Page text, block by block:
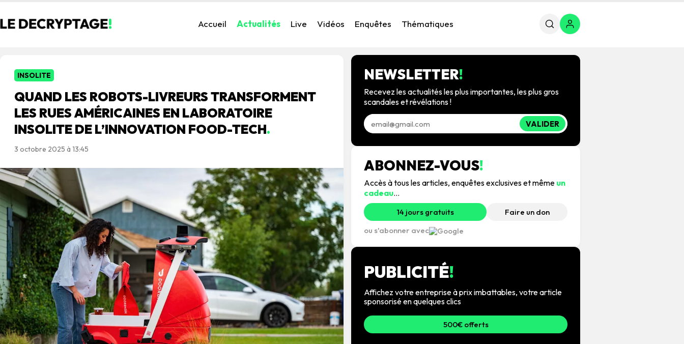
Accueil Actualités Live Vidéos Enquêtes Thématiques
INSOLITE
QUAND LES ROBOTS-LIVREURS TRANSFORMENT
LES RUES AMÉRICAINES EN LABORATOIRE
INSOLITE DE L’INNOVATION FOOD-TECH.
3 octobre 2025 à 13:45
NEWSLETTER!
Recevez les actualités les plus importantes, les plus gros
scandales et révélations !
VALIDER
ABONNEZ-VOUS!
Accès à tous les articles, enquêtes exclusives et même un
cadeau...
14 jours gratuits
Faire un don
ou s'abonner avec
PUBLICITÉ!
Affichez votre entreprise à prix imbattables, votre article
sponsorisé en quelques clics
500€ offerts